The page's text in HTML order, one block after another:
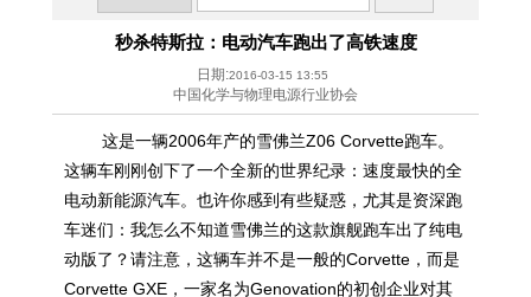
秒杀特斯拉：电动汽车跑出了高铁速度
日期:2016-03-15 13:55
中国化学与物理电源行业协会
这是一辆2006年产的雪佛兰Z06 Corvette跑车。
这辆车刚刚创下了一个全新的世界纪录：速度最快的全
电动新能源汽车。也许你感到有些疑惑，尤其是资深跑
车迷们：我怎么不知道雪佛兰的这款旗舰跑车出了纯电
动版了？请注意，这辆车并不是一般的Corvette，而是
Corvette GXE，一家名为Genovation的初创企业对其